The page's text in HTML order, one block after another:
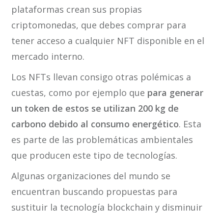
plataformas crean sus propias
criptomonedas, que debes comprar para
tener acceso a cualquier NFT disponible en el
mercado interno.
Los NFTs llevan consigo otras polémicas a
cuestas, como por ejemplo que para generar
un token de estos se utilizan 200 kg de
carbono debido al consumo energético. Esta
es parte de las problemáticas ambientales
que producen este tipo de tecnologías.
Algunas organizaciones del mundo se
encuentran buscando propuestas para
sustituir la tecnología blockchain y disminuir